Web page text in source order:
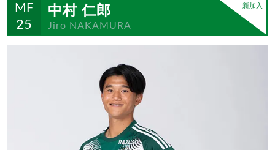
新加入
MF
25
中村 仁郎
Jiro NAKAMURA